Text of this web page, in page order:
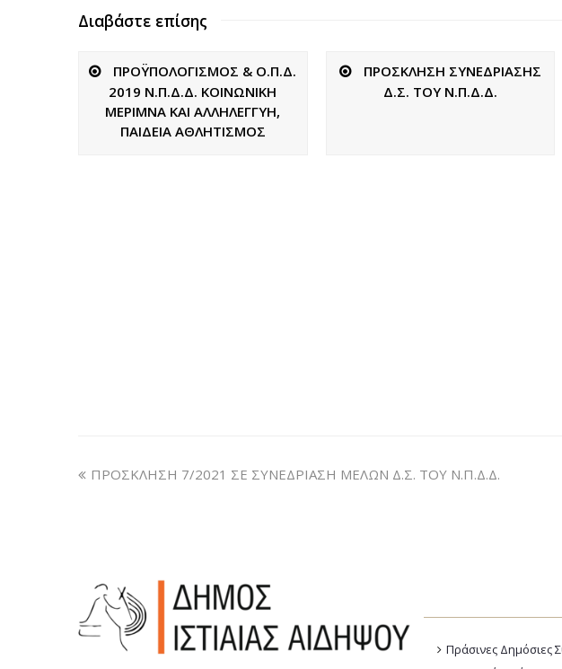
Διαβάστε επίσης
ΠΡΟΫΠΟΛΟΓΙΣΜΟΣ & Ο.Π.Δ.
2019 Ν.Π.Δ.Δ. ΚΟΙΝΩΝΙΚΗ
ΜΕΡΙΜΝΑ ΚΑΙ ΑΛΛΗΛΕΓΓΥΗ,
ΠΑΙΔΕΙΑ ΑΘΛΗΤΙΣΜΟΣ
ΠΡΟΣΚΛΗΣΗ ΣΥΝΕΔΡΙΑΣΗΣ
Δ.Σ. ΤΟΥ Ν.Π.Δ.Δ.
ΠΡΟΣΚΛΗΣΗ 7/2021 ΣΕ ΣΥΝΕΔΡΙΑΣΗ ΜΕΛΩΝ Δ.Σ. ΤΟΥ Ν.Π.Δ.Δ.
Πράσινες Δημόσιες